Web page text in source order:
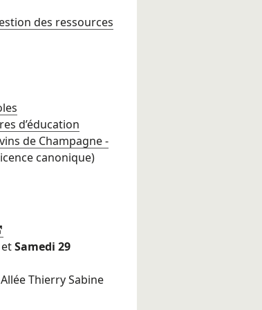
des ressources
d’éducation
de Champagne -
canonique)
etSamedi 29
Thierry Sabine